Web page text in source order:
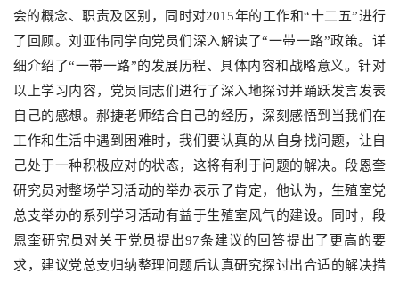
会的概念、职责及区别，同时对2015年的工作和“十二五”进行
了回顾。刘亚伟同学向党员们深入解读了“一带一路”政策。详
细介绍了“一带一路”的发展历程、具体内容和战略意义。针对
以上学习内容，党员同志们进行了深入地探讨并踊跃发言发表
自己的感想。 郝捷老师结合自己的经历，深刻感悟到当我们在
工作和生活中遇到困难时，我们要认真的从自身找问题，让自
己处于一种积极应对的状态，这将有利于问题的解决。段恩奎
研究员对整场学习活动的举办表示了肯定，他认为，生殖室党
总支举办的系列学习活动有益于生殖室风气的建设。同时，段
恩奎研究员对关于党员提出97条建议的回答提出了更高的要
求，建议党总支归纳整理问题后认真研究探讨出合适的解决措